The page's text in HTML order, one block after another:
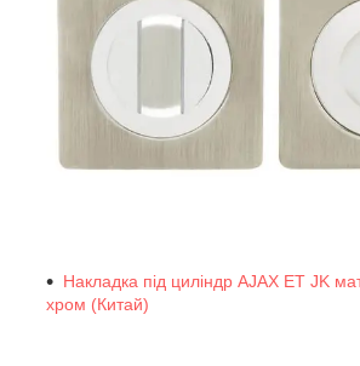
Накладка під циліндр AJAX ET JK
хром (Китай)